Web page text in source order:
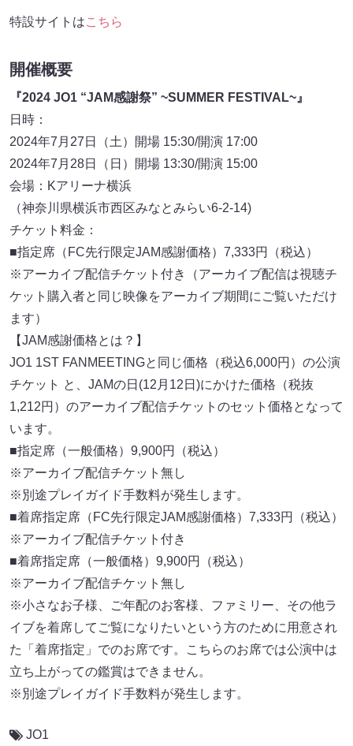
特設サイトはこちら
開催概要
『2024 JO1 “JAM感謝祭” ~SUMMER FESTIVAL~』
日時：
2024年7月27日（土）開場 15:30/開演 17:00
2024年7月28日（日）開場 13:30/開演 15:00
会場：Kアリーナ横浜
（神奈川県横浜市西区みなとみらい6-2-14)
チケット料金：
■指定席（FC先行限定JAM感謝価格）7,333円（税込）
※アーカイブ配信チケット付き（アーカイブ配信は視聴チ
ケット購入者と同じ映像をアーカイブ期間にご覧いただけ
ます）
【JAM感謝価格とは？】
JO1 1ST FANMEETINGと同じ価格（税込6,000円）の公演
チケット と、JAMの日(12月12日)にかけた価格（税抜
1,212円）のアーカイブ配信チケットのセット価格となって
います。
■指定席（一般価格）9,900円（税込）
※アーカイブ配信チケット無し
※別途プレイガイド手数料が発生します。
■着席指定席（FC先行限定JAM感謝価格）7,333円（税込）
※アーカイブ配信チケット付き
■着席指定席（一般価格）9,900円（税込）
※アーカイブ配信チケット無し
※小さなお子様、ご年配のお客様、ファミリー、その他ラ
イブを着席してご覧になりたいという方のために用意され
た「着席指定」でのお席です。こちらのお席では公演中は
立ち上がっての鑑賞はできません。
※別途プレイガイド手数料が発生します。
JO1